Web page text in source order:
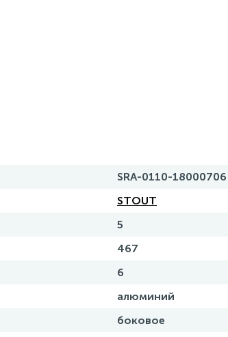
SRA-0110-18000706
STOUT
5
467
6
алюминий
боковое